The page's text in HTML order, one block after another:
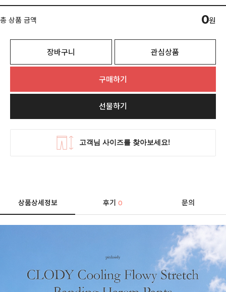
총 상품 금액 0원
장바구니 관심상품
구매하기
선물하기
상품상세정보 후기0 문의